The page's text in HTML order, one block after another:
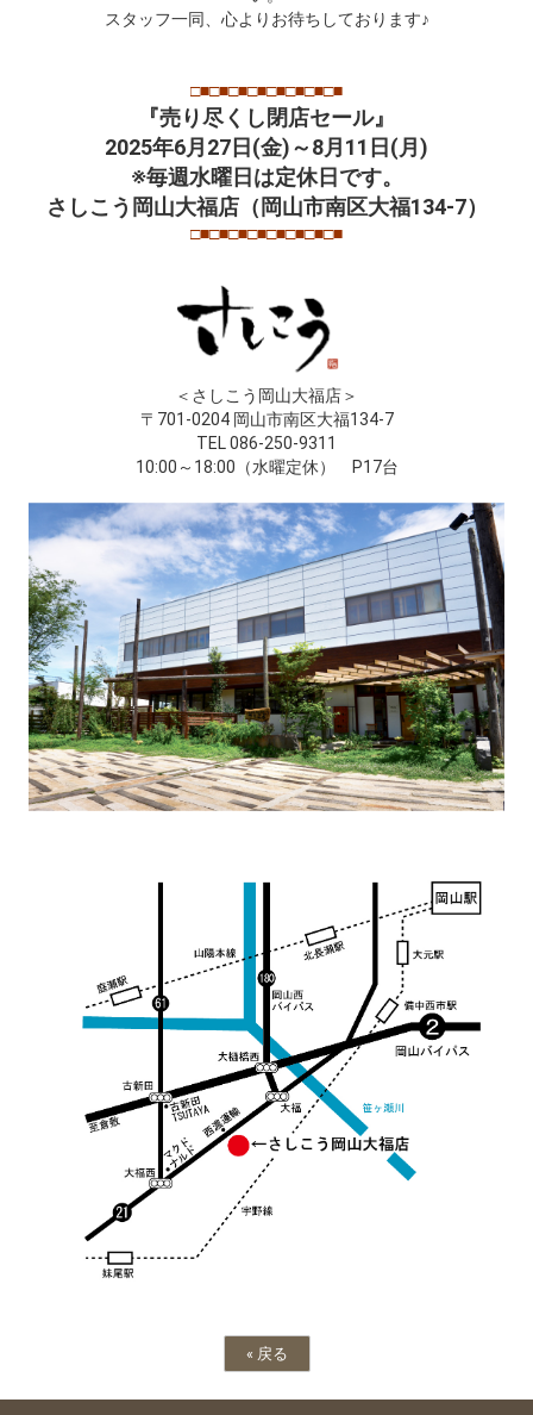
スタッフ一同、心よりお待ちしております♪
□■□■□■□■□■□■□■□■
『売り尽くし閉店セール』
2025年6月27日(金)～8月11日(月)
※毎週水曜日は定休日です。
さしこう岡山大福店（岡山市南区大福134-7）
□■□■□■□■□■□■□■□■
＜さしこう岡山大福店＞
〒701-0204 岡山市南区大福134-7
TEL 086-250-9311
10:00～18:00（水曜定休） P17台
« 戻る